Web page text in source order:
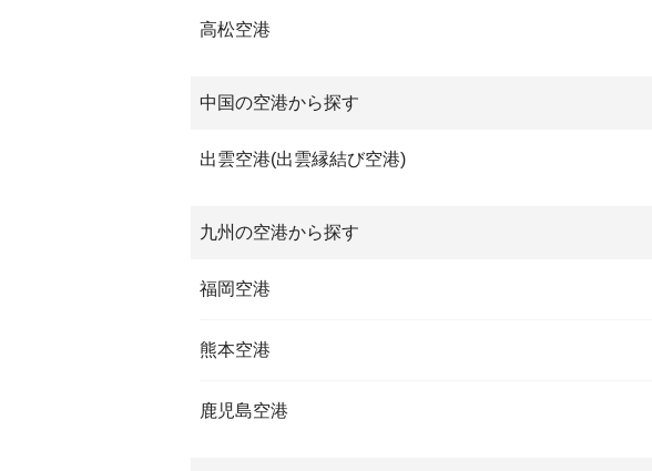
高松空港
中国の空港から探す
出雲空港(出雲縁結び空港)
九州の空港から探す
福岡空港
熊本空港
鹿児島空港